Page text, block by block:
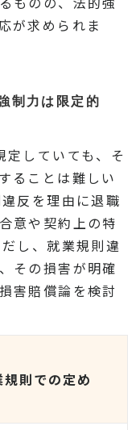
が求められま
制力は限定的
していても、そ
ることは難しい
反を理由に退職
意や契約上の特
し、就業規則違
その損害が明確
害賠償論を検討
規則での定め